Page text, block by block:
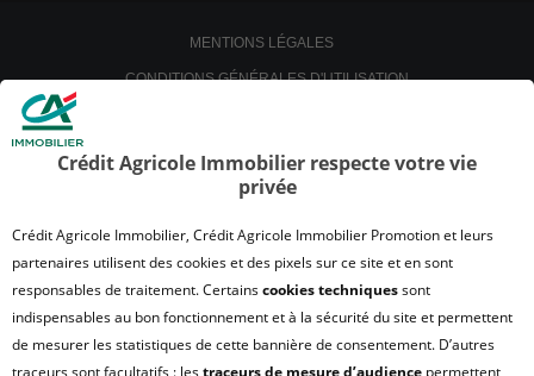
MENTIONS LÉGALES
CONDITIONS GÉNÉRALES D'UTILISATION
SATISFACTION CLIENT
UN PROBLÈME SUR LE SITE ?
PLAN DU SITE
QUI SOMMES NOUS ?
Crédit Agricole Immobilier respecte votre vie
privée
Crédit Agricole Immobilier, Crédit Agricole Immobilier Promotion et leurs
partenaires utilisent des cookies et des pixels sur ce site et en sont
responsables de traitement. Certainscookies techniquessont
indispensables au bon fonctionnement et à la sécurité du site et permettent
de mesurer les statistiques de cette bannière de consentement. D’autres
traceurs sont facultatifs : lestraceurs de mesure d’audience permettent